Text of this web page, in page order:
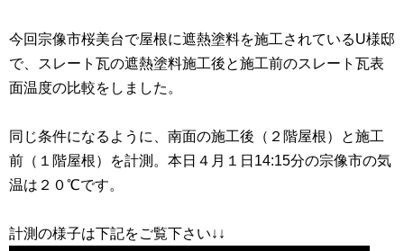
今回宗像市桜美台で屋根に遮熱塗料を施工されているU様邸
で、スレート瓦の遮熱塗料施工後と施工前のスレート瓦表
面温度の比較をしました。
同じ条件になるように、南面の施工後（２階屋根）と施工
前（１階屋根）を計測。本日４月１日14:15分の宗像市の気
温は２０℃です。